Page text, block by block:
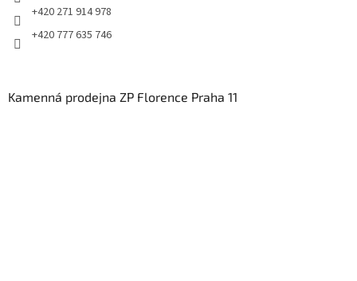
+420 271 914 978
+420 777 635 746
Kamenná prodejna ZP Florence Praha 11